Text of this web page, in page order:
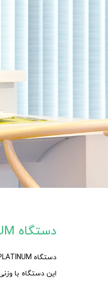
دستگاه Leveluk SD501 PLATINUM
دستگاه SD501 PLATINUM دستگاهی قدرتمند با 7 صفحه تیتانیوم با روکش پلاتین برای تولید آب آنتی اکسیدان قلیایی است.